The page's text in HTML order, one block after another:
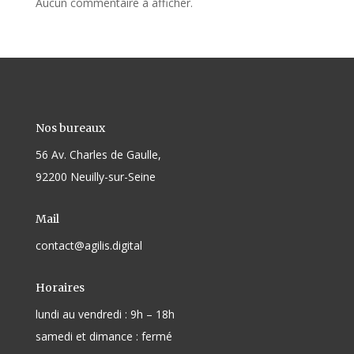
Nos bureaux
56 Av. Charles de Gaulle,
92200 Neuilly-sur-Seine
Mail
contact@agilis.digital
Horaires
lundi au vendredi : 9h – 18h
samedi et dimance : fermé